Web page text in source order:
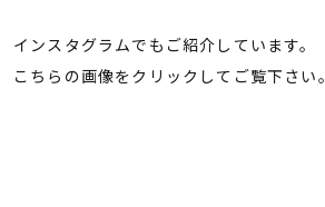
インスタグラムでもご紹介しています。
こちらの画像をクリックしてご覧下さい。